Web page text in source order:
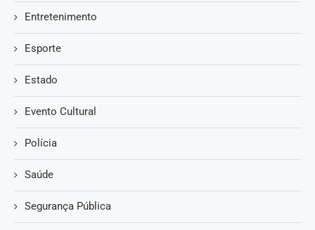
Entretenimento
Esporte
Estado
Evento Cultural
Polícia
Saúde
Segurança Pública